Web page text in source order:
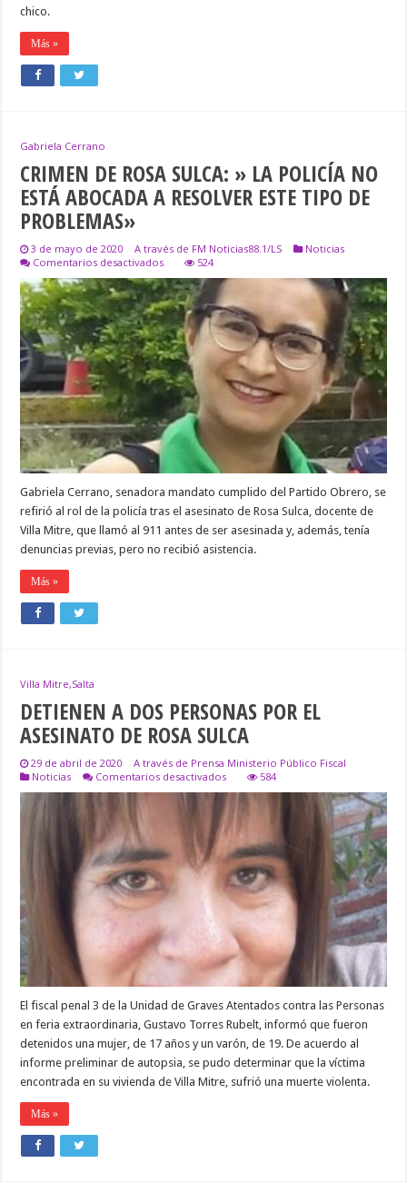
chico.
Más »
Gabriela Cerrano
CRIMEN DE ROSA SULCA: » LA POLICÍA NO
ESTÁ ABOCADA A RESOLVER ESTE TIPO DE
PROBLEMAS»
3 de mayo de 2020 A través de FM Noticias88.1/LS
Noticias
Comentarios desactivadosen
DE
ROSA
SULCA:
»
LA
POLICÍA
NO
ESTÁ
ABOCADA
RESOLVER
ESTE
TIPO
524
Gabriela Cerrano, senadora mandato cumplido del Partido Obrero, se
refirió al rol de la policía tras el asesinato de Rosa Sulca, docente de
Villa Mitre, que llamó al 911 antes de ser asesinada y, además, tenía
denuncias previas, pero no recibió asistencia.
Más »
Villa Mitre,Salta
DETIENEN A DOS PERSONAS POR EL
ASESINATO DE ROSA SULCA
29 de abril de 2020
A través de Prensa Ministerio Público Fiscal
Noticias
Comentarios desactivadosen
A
DOS
PERSONAS
POR
EL
ASESINATO
DE
ROSA
SULCA
584
El fiscal penal 3 de la Unidad de Graves Atentados contra las Personas
en feria extraordinaria, Gustavo Torres Rubelt, informó que fueron
detenidos una mujer, de 17 años y un varón, de 19. De acuerdo al
informe preliminar de autopsia, se pudo determinar que la víctima
encontrada en su vivienda de Villa Mitre, sufrió una muerte violenta.
Más »